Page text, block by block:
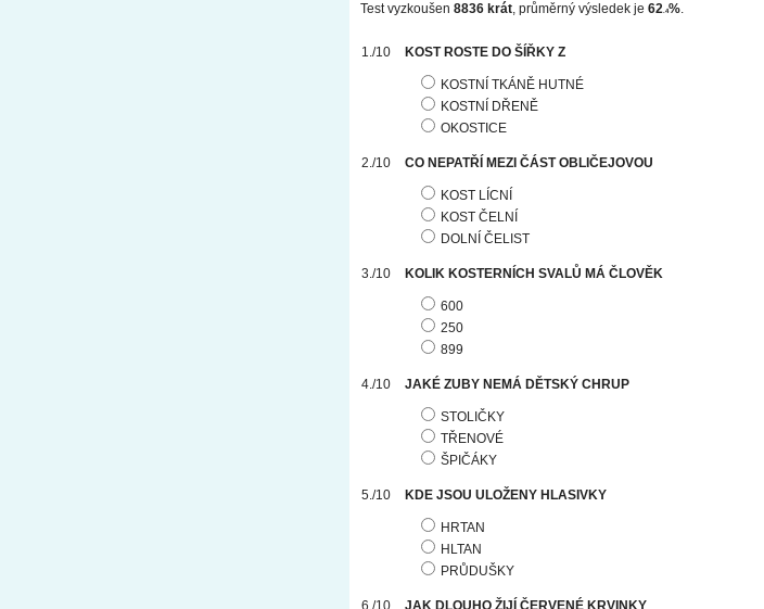
Test vyzkoušen 8836 krát, průměrný výsledek je 62 .4%.
KOST ROSTE DO ŠÍŘKY Z
KOSTNÍ TKÁNĚ HUTNÉ
KOSTNÍ DŘENĚ
OKOSTICE
CO NEPATŘÍ MEZI ČÁST OBLIČEJOVOU
KOST LÍCNÍ
KOST ČELNÍ
DOLNÍ ČELIST
KOLIK KOSTERNÍCH SVALŮ MÁ ČLOVĚK
600
250
899
JAKÉ ZUBY NEMÁ DĚTSKÝ CHRUP
STOLIČKY
TŘENOVÉ
ŠPIČÁKY
KDE JSOU ULOŽENY HLASIVKY
HRTAN
HLTAN
PRŮDUŠKY
JAK DLOUHO ŽIJÍ ČERVENÉ KRVINKY